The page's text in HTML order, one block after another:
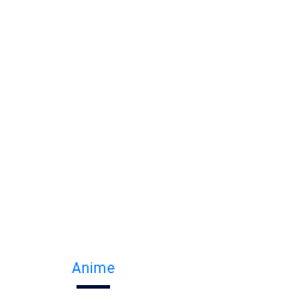
Anime